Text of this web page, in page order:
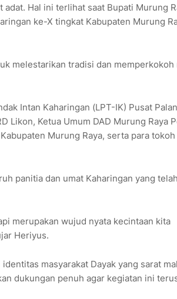
Hal ini terlihat saat Bupati Murung
ke-X tingkat Kabupaten Murung
melestarikan tradisi dan memperkokoh
Intan Kaharingan (LPT-IK) Pusat
Likon, Ketua Umum DAD Murung Raya
Murung Raya, serta para tokoh
panitia dan umat Kaharingan yang telah
merupakan wujud nyata kecintaan kita
Heriyus.
masyarakat Dayak yang sarat
dukungan penuh agar kegiatan ini